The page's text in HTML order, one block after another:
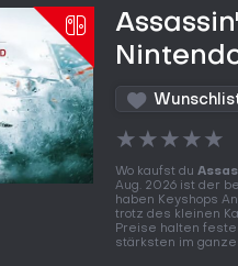
★★★★★
Wo kaufst du
Aug. 2026 ist der
haben Keyshops
trotz des kleinen
Preise halten
stärksten im